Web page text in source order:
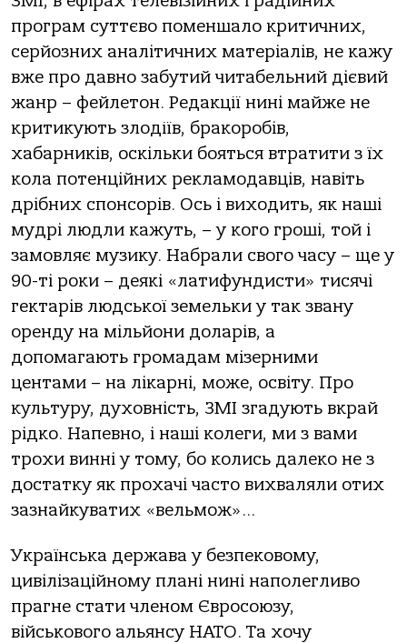
програм суттєво поменшало критичних,
серйозних аналітичних матеріалів, не кажу
вже про давно забутий читабельний дієвий
жанр – фейлетон. Редакції нині майже не
критикують злодіїв, бракоробів,
хабарників, оскільки бояться втратити з їх
кола потенційних рекламодавців, навіть
дрібних спонсорів. Ось і виходить, як наші
мудрі людли кажуть, – у кого гроші, той і
замовляє музику. Набрали свого часу – ще у
90-ті роки – деякі «латифундисти» тисячі
гектарів людської земельки у так звану
оренду на мільйони доларів, а
допомагають громадам мізерними
центами – на лікарні, може, освіту. Про
культуру, духовність, ЗМІ згадують вкрай
рідко. Напевно, і наші колеги, ми з вами
трохи винні у тому, бо колись далеко не з
достатку як прохачі часто вихваляли отих
зазнайкуватих «вельмож»…
Українська держава у безпековому,
цивілізаційному плані нині наполегливо
прагне стати членом Євросоюзу,
військового альянсу НАТО. Та хочу